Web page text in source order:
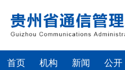
首页 机构 新闻 公开